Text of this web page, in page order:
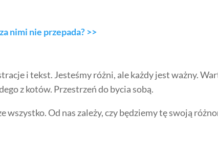
nimi nie przepada? >>
i tekst. Jesteśmy różni, ale każdy jest ważny.
z kotów. Przestrzeń do bycia sobą.
Od nas zależy, czy będziemy tę swoją